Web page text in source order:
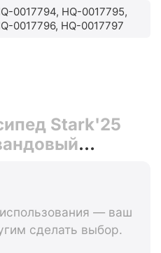
0017794, HQ-0017795,
0017796, HQ-0017797
Stark'25
— ваш
сделать выбор.